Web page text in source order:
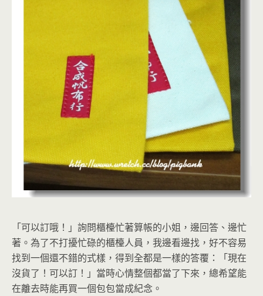
「可以訂哦！」詢問櫃檯忙著算帳的小姐，邊回答、邊忙
著。為了不打擾忙碌的櫃檯人員，我邊看邊找，好不容易
找到一個還不錯的式樣，得到全都是一樣的答覆：「現在
沒貨了！可以訂！」當時心情整個都當了下來，總希望能
在離去時能再買一個包包當成紀念。